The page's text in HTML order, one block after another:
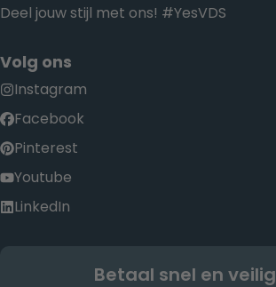
Deel jouw stijl met ons! #YesVDS
Volg ons
Instagram
Facebook
Pinterest
Youtube
LinkedIn
Betaal snel en veilig